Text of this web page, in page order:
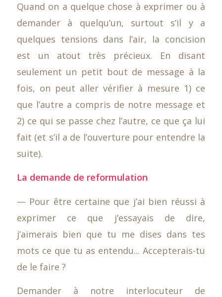
Quand on a quelque chose à exprimer ou à
demander à quelqu’un, surtout s’il y a
quelques tensions dans l’air, la concision
est un atout très précieux. En disant
seulement un petit bout de message à la
fois, on peut aller vérifier à mesure 1) ce
que l’autre a compris de notre message et
2) ce qui se passe chez l’autre, ce que ça lui
fait (et s’il a de l’ouverture pour entendre la
suite).
La demande de reformulation
— Pour être certaine que j’ai bien réussi à
exprimer ce que j’essayais de dire,
j’aimerais bien que tu me dises dans tes
mots ce que tu as entendu... Accepterais-tu
de le faire ?
Demander à notre interlocuteur de